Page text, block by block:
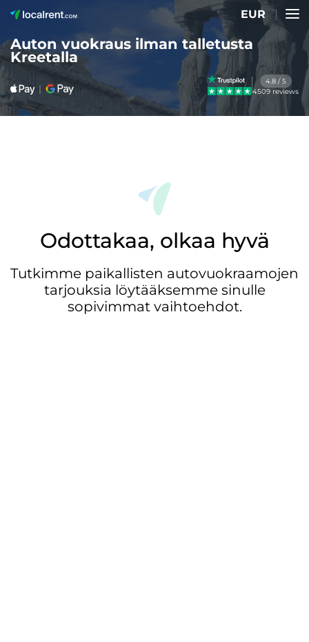
EUR
Auton vuokraus ilman talletusta
Kreetalla
4.8 / 5
4509 reviews
Odottakaa, olkaa hyvä
Tutkimme paikallisten autovuokraamojen
tarjouksia löytääksemme sinulle
sopivimmat vaihtoehdot.